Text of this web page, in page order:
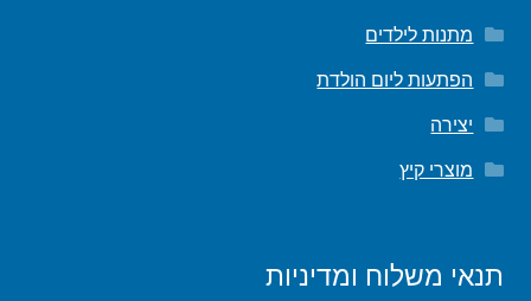
מתנות לילדים
הפתעות ליום הולדת
יצירה
מוצרי קיץ
תנאי משלוח ומדיניות